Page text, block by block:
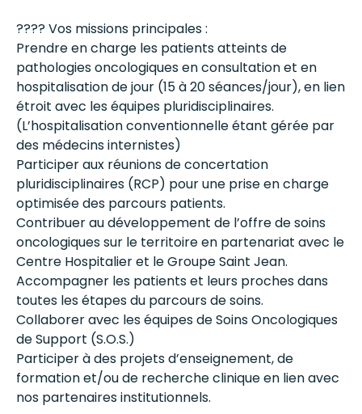
???? Vos missions principales :
Prendre en charge les patients atteints de
pathologies oncologiques en consultation et en
hospitalisation de jour (15 à 20 séances/jour), en lien
étroit avec les équipes pluridisciplinaires.
(L’hospitalisation conventionnelle étant gérée par
des médecins internistes)
Participer aux réunions de concertation
pluridisciplinaires (RCP) pour une prise en charge
optimisée des parcours patients.
Contribuer au développement de l’offre de soins
oncologiques sur le territoire en partenariat avec le
Centre Hospitalier et le Groupe Saint Jean.
Accompagner les patients et leurs proches dans
toutes les étapes du parcours de soins.
Collaborer avec les équipes de Soins Oncologiques
de Support (S.O.S.)
Participer à des projets d’enseignement, de
formation et/ou de recherche clinique en lien avec
nos partenaires institutionnels.